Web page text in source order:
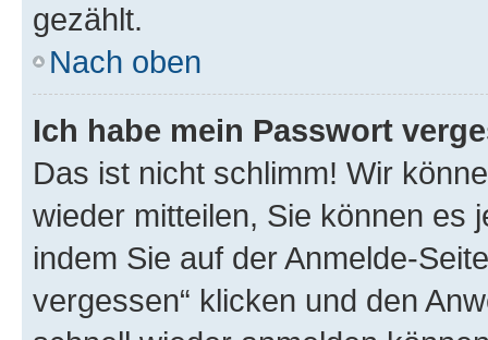
gezählt.
Nach oben
Ich habe mein Passwort
Das ist nicht schlimm! Wir
wieder mitteilen, Sie können es
indem Sie auf der Anmelde-
vergessen“ klicken und den